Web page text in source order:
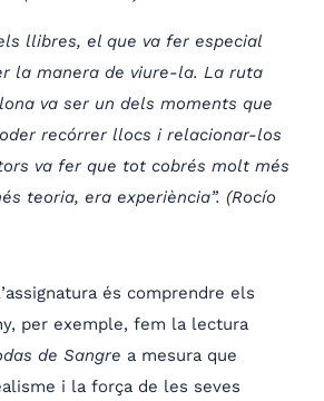
llibres, el que va fer especial
la manera de viure-la. La ruta
va ser un dels moments que
recórrer llocs i relacionar-los
va fer que tot cobrés molt més
teoria, era experiència”. (Rocío
és comprendre els
per exemple, fem la lectura
de Sangre a mesura que
i la força de les seves